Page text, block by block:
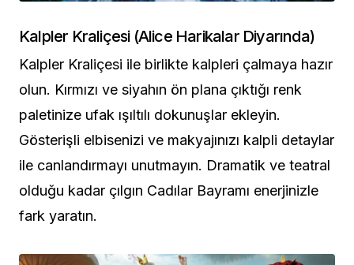
Kalpler Kraliçesi (Alice Harikalar Diyarında)
Kalpler Kraliçesi ile birlikte kalpleri çalmaya hazır
olun. Kırmızı ve siyahın ön plana çıktığı renk
paletinize ufak ışıltılı dokunuşlar ekleyin.
Gösterişli elbisenizi ve makyajınızı kalpli detaylar
ile canlandırmayı unutmayın. Dramatik ve teatral
olduğu kadar çılgın Cadılar Bayramı enerjinizle
fark yaratın.